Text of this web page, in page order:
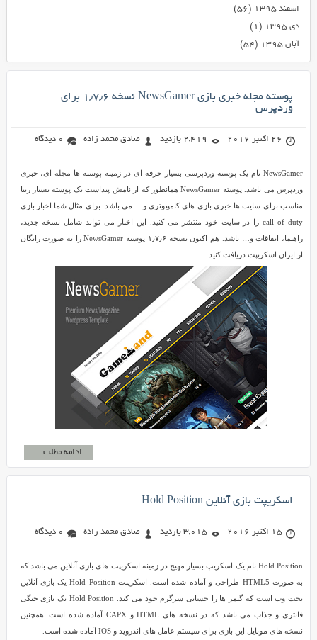
اسفند ۱۳۹۵
(۵۶)
دی ۱۳۹۵
(۱)
آبان ۱۳۹۵
(۵۴)
پوسته مجله خبری بازی NewsGamer نسخه ۱٫۷٫۶ برای
وردپرس
26 اکتبر 2016 2,419 بازدید صادق محمد زاده 0 دیدگاه
NewsGamer نام یک پوسته وردپرسی بسیار حرفه ای در زمینه پوسته ها مجله ای، خبری
وردپرس می باشد. پوسته NewsGamer همانطور که از نامش پیداست یک پوسته بسیار زیبا
مناسب برای سایت ها خبری بازی های کامپیوتری و… می باشد. برای مثال شما اخبار بازی
call of duty را در سایت خود منتشر می کنید. این اخبار می تواند شامل نسخه جدید،
راهنما، اتفاقات و… باشد. هم اکنون نسخه ۱٫۷٫۶ پوسته NewsGamer را به صورت رایگان
از ایران اسکریپت دریافت کنید.
ادامه مطلب...
اسکریپت بازی آنلاین Hold Position
15 اکتبر 2016 3,015 بازدید صادق محمد زاده 0 دیدگاه
Hold Position نام یک اسکریپ بسیار مهیج در زمینه اسکریپت های بازی آنلاین می باشد که
به صورت HTML5 طراحی و آماده شده است. اسکریپت Hold Position یک بازی آنلاین
تحت وب است که گیمر ها را حسابی سرگرم خود می کند. Hold Position یک بازی جنگی
فانتزی و جذاب می باشد که در نسخه های HTML و CAPX آماده شده است. همچنین
نسخه های موبایل این بازی برای سیستم عامل های اندروید و IOS آماده شده است.